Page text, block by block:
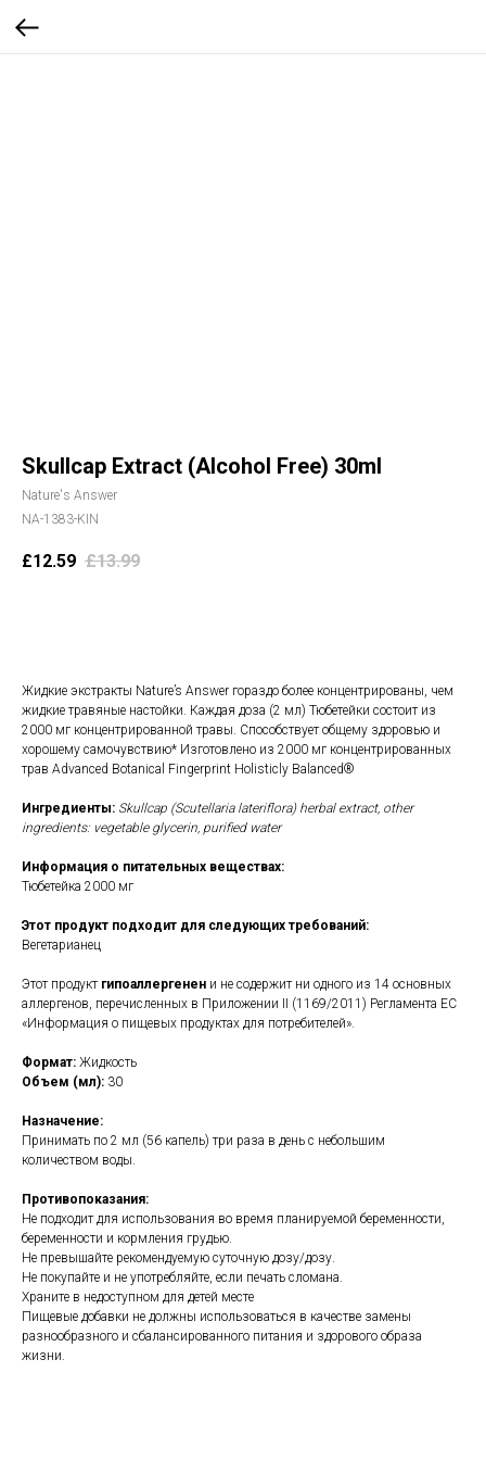
Skullcap Extract (Alcohol Free) 30ml
Nature's Answer
NA-1383-KIN
£12.59 £13.99
Жидкие экстракты Nature’s Answer гораздо более концентрированы, чем
жидкие травяные настойки. Каждая доза (2 мл) Тюбетейки состоит из
2000 мг концентрированной травы. Способствует общему здоровью и
хорошему самочувствию* Изготовлено из 2000 мг концентрированных
трав Advanced Botanical Fingerprint Holisticly Balanced®
Ингредиенты: Skullcap (Scutellaria lateriflora) herbal extract, other
ingredients: vegetable glycerin, purified water
Информация о питательных веществах:
Тюбетейка 2000 мг
Этот продукт подходит для следующих требований:
Вегетарианец
Этот продукт гипоаллергенен и не содержит ни одного из 14 основных
аллергенов, перечисленных в Приложении II (1169/2011) Регламента ЕС
«Информация о пищевых продуктах для потребителей».
Формат: Жидкость
Объем (мл): 30
Назначение:
Принимать по 2 мл (56 капель) три раза в день с небольшим
количеством воды.
Противопоказания:
Не подходит для использования во время планируемой беременности,
беременности и кормления грудью.
Не превышайте рекомендуемую суточную дозу/дозу.
Не покупайте и не употребляйте, если печать сломана.
Храните в недоступном для детей месте
Пищевые добавки не должны использоваться в качестве замены
разнообразного и сбалансированного питания и здорового образа
жизни.